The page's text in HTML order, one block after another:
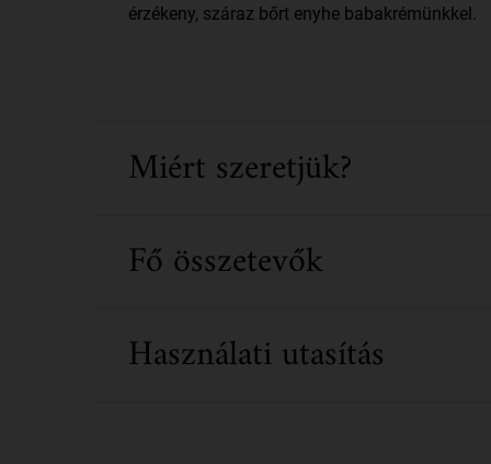
érzékeny, száraz bőrt enyhe babakrémünkkel.
Miért szeretjük?
Fő összetevők
Használati utasítás